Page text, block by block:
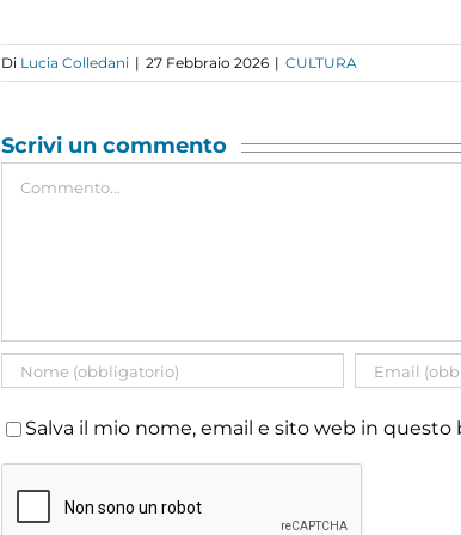
Di Lucia Colledani | 27 Febbraio 2026 | CULTURA
Scrivi un commento
Commento
Salva il mio nome, email e sito web in